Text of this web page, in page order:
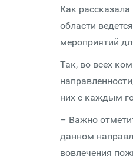
Как
области
мероприятий
Так, во всех
них с каждым
– Важно
данном
вовлечения